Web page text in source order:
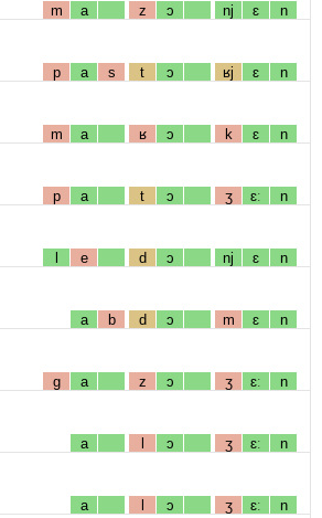
m a z ɔ nj ɛ n
p a s t ɔ ʁj ɛ n
m a ʁ ɔ k ɛ n
p a t ɔ ʒ ɛː n
l e d ɔ nj ɛ n
a b d ɔ m ɛ n
g a z ɔ ʒ ɛː n
a l ɔ ʒ ɛː n
a l ɔ ʒ ɛː n